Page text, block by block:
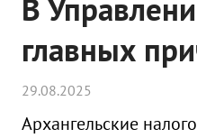
В
главных
29.08.2025
Архангельские